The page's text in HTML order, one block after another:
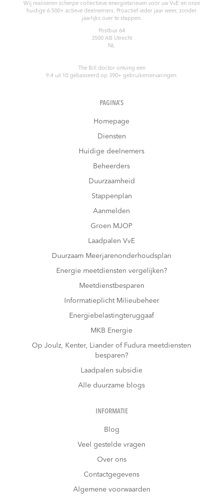
Wij realiseren scherpe collectieve energietarieven voor uw VvE en onze
huidige 6.500+ actieve deelnemers. Proactief ieder jaar weer, zonder
jaarlijks over te stappen.
Postbus 64
3500 AB Utrecht
NL
The Bill doctorontving een
9.4uit 10gebasseerd op 390+ gebruikerservaringen.
PAGINA’S
Homepage
Diensten
Huidige deelnemers
Beheerders
Duurzaamheid
Stappenplan
Aanmelden
Groen MJOP
Laadpalen VvE
Duurzaam Meerjarenonderhoudsplan
Energie meetdiensten vergelijken?
Meetdienstbesparen
Informatieplicht Milieubeheer
Energiebelastingteruggaaf
MKB Energie
Op Joulz, Kenter, Liander of Fudura meetdiensten
besparen?
Laadpalen subsidie
Alle duurzame blogs
INFORMATIE
Blog
Veel gestelde vragen
Over ons
Contactgegevens
Algemene voorwaarden